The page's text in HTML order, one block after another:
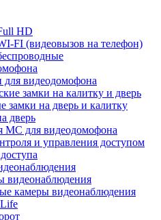
HD
FI (видеовызов на телефон)
видеодомофона
замки на калитку и дверь
замки на дверь и калитку
дверь
МС для видеодомофона
и управления доступом
видеонаблюдения
камеры видеонаблюдения